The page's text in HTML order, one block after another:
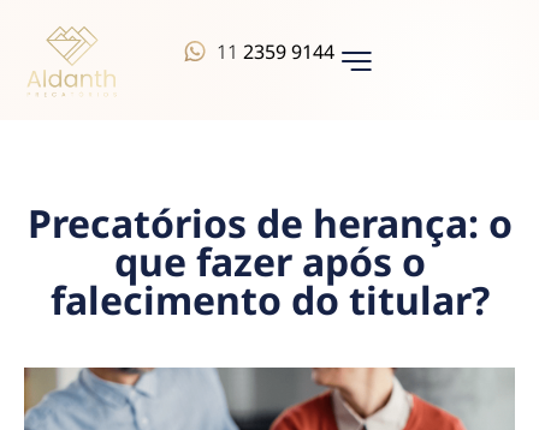
112359 9144
Precatórios de herança: o
que fazer após o
falecimento do titular?